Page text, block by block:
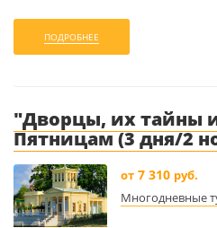
ПОДРОБНЕЕ
"Дворцы, их тайны
Пятницам (3 дня/2
от 7 310 руб.
Многодневные